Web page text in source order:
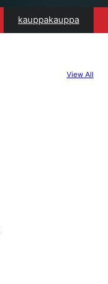
kauppakauppa
View All